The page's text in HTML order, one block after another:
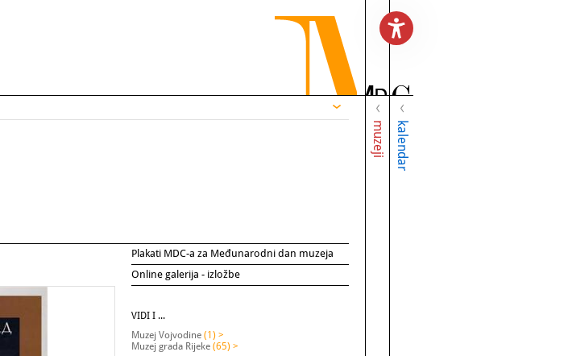
muzeji kalendar
Plakati MDC-a za Međunarodni dan muzeja
Online galerija - izložbe
VIDI I ...
Muzej Vojvodine (1) >
Muzej grada Rijeke (65) >